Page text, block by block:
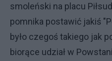
smoleński na placu
pomnika postawić jakiś
było czegoś takiego jak
biorące udział w